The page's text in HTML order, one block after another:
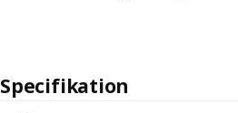
Specifikation